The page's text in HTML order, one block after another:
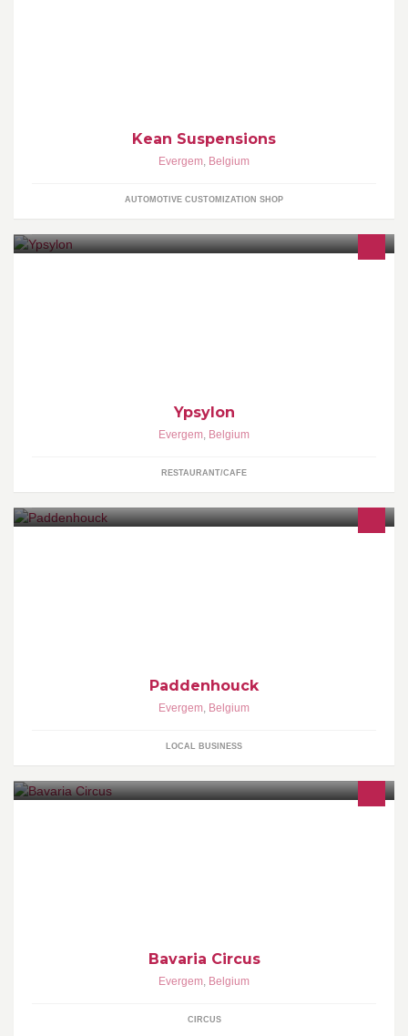
Kean Suspensions
Evergem, Belgium
AUTOMOTIVE CUSTOMIZATION SHOP
Ypsylon
Evergem, Belgium
RESTAURANT/CAFE
Paddenhouck
Evergem, Belgium
LOCAL BUSINESS
Bavaria Circus
Evergem, Belgium
CIRCUS